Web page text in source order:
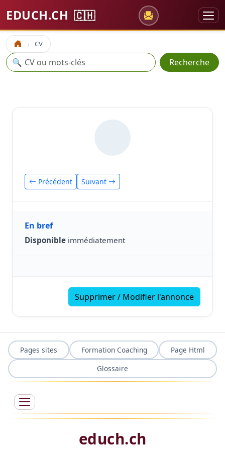
EDUCH.CH 🇨🇭
Accueil CV
Recherche
🔍 Recherche
Précédent Suivant
En bref
Disponible immédiatement
Supprimer / Modifier l'annonce
Pages sites Formation Coaching
Page Html
Glossaire
educh.ch